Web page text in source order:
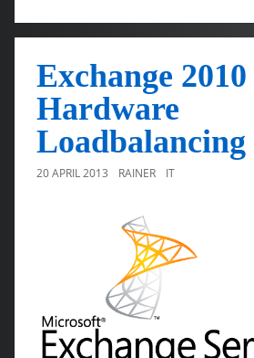
Exchange
Hardware
Loadbalancing
20 APRIL 2013 RAINER IT